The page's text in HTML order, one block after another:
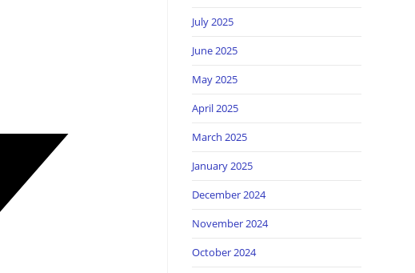
July 2025
June 2025
May 2025
April 2025
March 2025
January 2025
December 2024
November 2024
October 2024